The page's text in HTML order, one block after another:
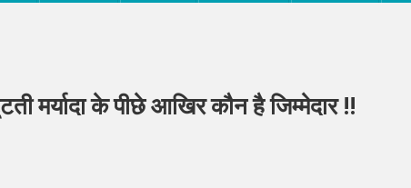
मर्यादा के पीछे आखिर कौन है जिम्मेदार !!